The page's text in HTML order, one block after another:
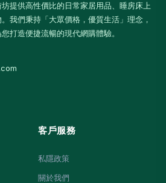
坊提供高性價比的日常家居用品、睡房床上
我們秉持「大眾價格，優質生活」理念，
打造便捷流暢的現代網購體驗。
客戶服務
私隱政策
關於我們